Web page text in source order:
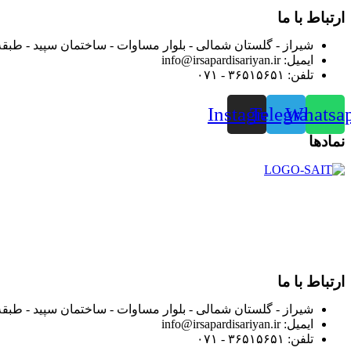
ارتباط با ما
شیراز - گلستان شمالی - بلوار مساوات - ساختمان سپید -
ایمیل: info@irsapardisariyan.ir
تلفن: ۳۶۵۱۵۶۵۱ - ۰۷۱
Telegram
Instagram
نمادها
ارتباط با ما
شیراز - گلستان شمالی - بلوار مساوات - ساختمان سپید -
ایمیل: info@irsapardisariyan.ir
تلفن: ۳۶۵۱۵۶۵۱ - ۰۷۱